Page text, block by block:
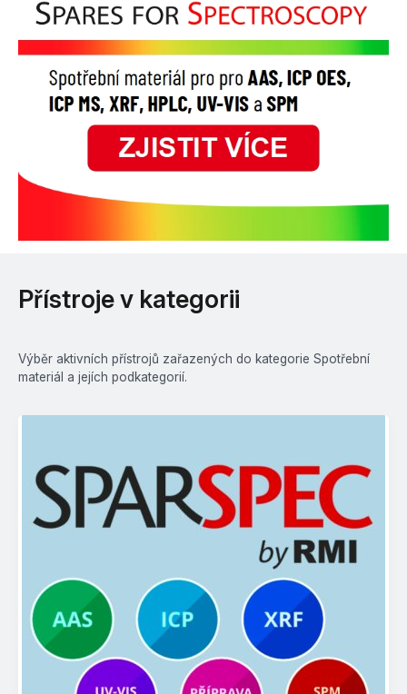
Přístroje v kategorii
Výběr aktivních přístrojů zařazených do kategorie Spotřební
materiál a jejích podkategorií.